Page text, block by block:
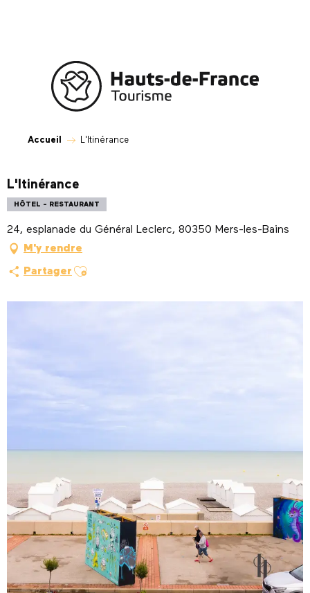
Accueil L'Itinérance
L'Itinérance
HÔTEL - RESTAURANT
24, esplanade du Général Leclerc, 80350 Mers-les-Bains
M'y rendre
Partager Ajouter aux favoris